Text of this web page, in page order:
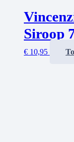
Siroop
€ 10,95